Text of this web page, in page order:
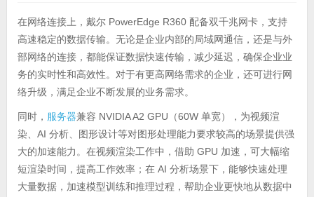
在网络连接上，戴尔 PowerEdge R360 配备双千兆网卡，支持
高速稳定的数据传输。无论是企业内部的局域网通信，还是与外
部网络的连接，都能保证数据快速传输，减少延迟，确保企业业
务的实时性和高效性。对于有更高网络需求的企业，还可进行网
络升级，满足企业不断发展的业务需求。
同时， 服务器兼容 NVIDIA A2 GPU（60W 单宽），为视频渲
染、AI 分析、图形设计等对图形处理能力要求较高的场景提供强
大的加速能力。在视频渲染工作中，借助 GPU 加速，可大幅缩
短渲染时间，提高工作效率；在 AI 分析场景下，能够快速处理
大量数据，加速模型训练和推理过程，帮助企业更快地从数据中